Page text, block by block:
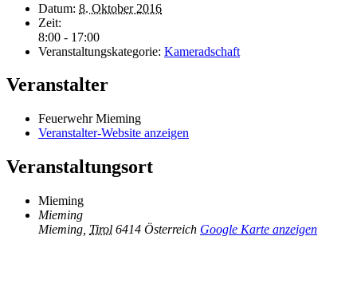
Datum: 8. Oktober 2016
Zeit:
8:00 - 17:00
Veranstaltungskategorie: Kameradschaft
Veranstalter
Feuerwehr Mieming
Veranstalter-Website anzeigen
Veranstaltungsort
Mieming
Mieming
Mieming Tirol 6414 Österreich Google Karte anzeigen